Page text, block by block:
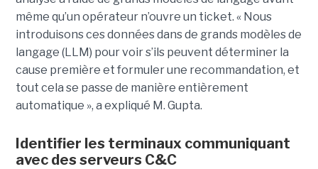
même qu’un opérateur n’ouvre un ticket. « Nous
introduisons ces données dans de grands modèles de
langage (LLM) pour voir s’ils peuvent déterminer la
cause première et formuler une recommandation, et
tout cela se passe de manière entièrement
automatique », a expliqué M. Gupta.
Identifier les terminaux communiquant
avec des serveurs C&C